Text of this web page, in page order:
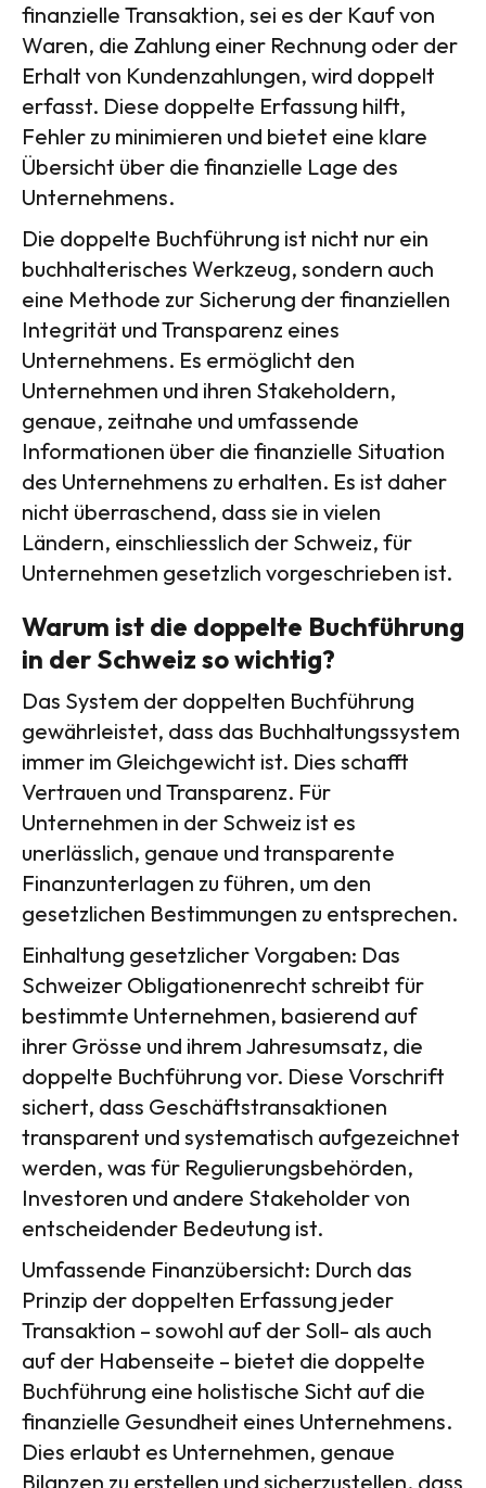
finanzielle Transaktion, sei es der Kauf von
Waren, die Zahlung einer Rechnung oder der
Erhalt von Kundenzahlungen, wird doppelt
erfasst. Diese doppelte Erfassung hilft,
Fehler zu minimieren und bietet eine klare
Übersicht über die finanzielle Lage des
Unternehmens.
Die doppelte Buchführung ist nicht nur ein
buchhalterisches Werkzeug, sondern auch
eine Methode zur Sicherung der finanziellen
Integrität und Transparenz eines
Unternehmens. Es ermöglicht den
Unternehmen und ihren Stakeholdern,
genaue, zeitnahe und umfassende
Informationen über die finanzielle Situation
des Unternehmens zu erhalten. Es ist daher
nicht überraschend, dass sie in vielen
Ländern, einschliesslich der Schweiz, für
Unternehmen gesetzlich vorgeschrieben ist.
Warum ist die doppelte Buchführung
in der Schweiz so wichtig?
Das System der doppelten Buchführung
gewährleistet, dass das Buchhaltungssystem
immer im Gleichgewicht ist. Dies schafft
Vertrauen und Transparenz. Für
Unternehmen in der Schweiz ist es
unerlässlich, genaue und transparente
Finanzunterlagen zu führen, um den
gesetzlichen Bestimmungen zu entsprechen.
Einhaltung gesetzlicher Vorgaben: Das
Schweizer Obligationenrecht schreibt für
bestimmte Unternehmen, basierend auf
ihrer Grösse und ihrem Jahresumsatz, die
doppelte Buchführung vor. Diese Vorschrift
sichert, dass Geschäftstransaktionen
transparent und systematisch aufgezeichnet
werden, was für Regulierungsbehörden,
Investoren und andere Stakeholder von
entscheidender Bedeutung ist.
Umfassende Finanzübersicht: Durch das
Prinzip der doppelten Erfassung jeder
Transaktion – sowohl auf der Soll- als auch
auf der Habenseite – bietet die doppelte
Buchführung eine holistische Sicht auf die
finanzielle Gesundheit eines Unternehmens.
Dies erlaubt es Unternehmen, genaue
Bilanzen zu erstellen und sicherzustellen, dass